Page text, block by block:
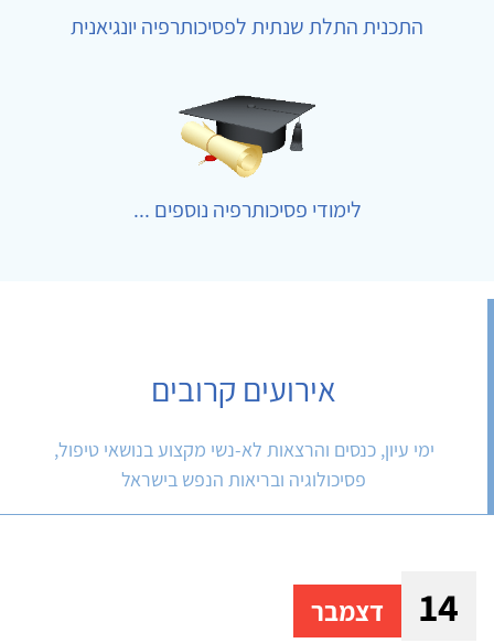
התכנית התלת שנתית לפסיכותרפיה יונגיאנית
לימודי פסיכותרפיה נוספים ...
אירועים קרובים
ימי עיון, כנסים והרצאות לא-נשי מקצוע בנושאי טיפול,
פסיכולוגיה ובריאות הנפש בישראל
14 דצמבר